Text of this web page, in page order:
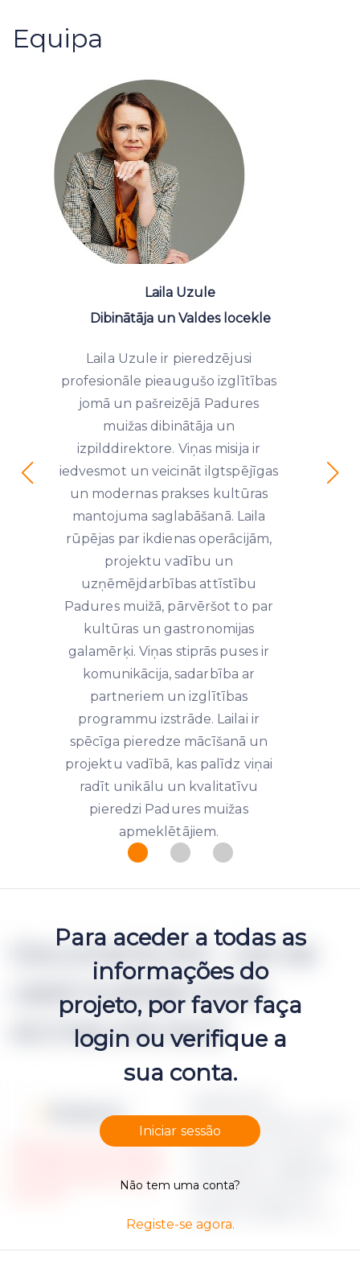
Equipa
Laila Uzule
Dibinātāja un Valdes locekle
Laila Uzule ir pieredzējusi
profesionāle pieaugušo izglītības
jomā un pašreizējā Padures
muižas dibinātāja un
izpilddirektore. Viņas misija ir
iedvesmot un veicināt ilgtspējīgas
un modernas prakses kultūras
mantojuma saglabāšanā. Laila
rūpējas par ikdienas operācijām,
projektu vadību un
uzņēmējdarbības attīstību
Padures muižā, pārvēršot to par
kultūras un gastronomijas
galamērķi. Viņas stiprās puses ir
komunikācija, sadarbība ar
partneriem un izglītības
programmu izstrāde. Lailai ir
spēcīga pieredze mācīšanā un
projektu vadībā, kas palīdz viņai
radīt unikālu un kvalitatīvu
pieredzi Padures muižas
apmeklētājiem.
Documents (h2 - can be
used multiple times
accross one text)
Moneyz.csv
Please note, that only registered
the restricted Project campaign
dokumenta failu Lorem
ipsum dolor sit amet,
elit, sed do eiusmod
Para aceder a todas as
informações do
projeto, por favor faça
login ou verifique a
sua conta.
Iniciar sessão
Não tem uma conta?
Registe-se agora.